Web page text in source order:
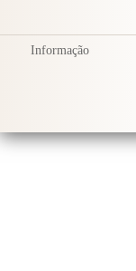
Informação